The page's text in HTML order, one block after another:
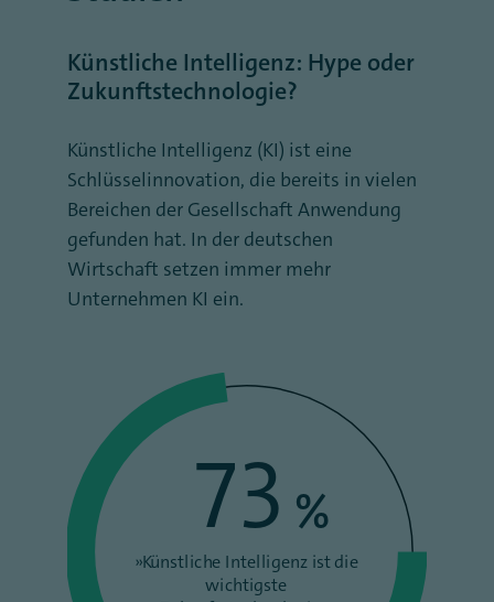
Künstliche Intelligenz: Hype oder
Zukunftstechnologie?
Künstliche Intelligenz (KI) ist eine
Schlüsselinnovation, die bereits in vielen
Bereichen der Gesellschaft Anwendung
gefunden hat. In der deutschen
Wirtschaft setzen immer mehr
Unternehmen KI ein.
73 %
»Künstliche Intelligenz ist die
wichtigste